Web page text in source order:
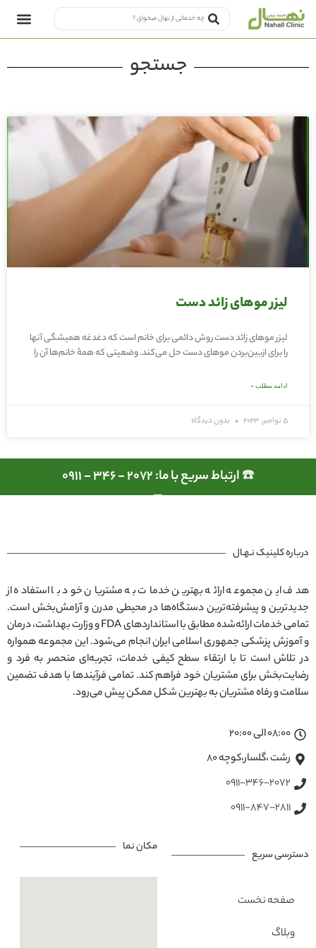
جستجو
لیزر موهای زائد دست
لیزر موهای زائد دست روش دائمی برای خانم‌ است که دغدغه همیشگی آنها
را برای ازبین‌بردن موهای دست حل می‌کند. وضعیتی که همهٔ خانم‌ها آن را
ادامه مطلب »
5 نوامبر, 2023 بدون دیدگاه
☎️ ارتباط سریع با ما: 2072 - 346 - 0911
درباره کلینیک نـهـال
هدف این مجموعه ارائه بهترین خدمات به مشتریان خود با استفاده از
جدیدترین و پیشرفته‌ترین دستگاه‌ها در محیطی مدرن و آرامش‌بخش است.
تمامی خدمات ارائه‌شده مطابق با استانداردهای FDA و وزارت بهداشت، درمان
و آموزش پزشکی جمهوری اسلامی ایران انجام می‌شود. این مجموعه همواره
در تلاش است تا با ارتقاء سطح کیفی خدمات، تجربه‌ای منحصر به فرد و
رضایت‌بخش برای مشتریان خود فراهم کند. تمامی فرآیندها با هدف تضمین
سلامت و رفاه مشتریان به بهترین شکل ممکن پیش می‌رود.
08:00 الی 20:00
رشت ،گلسار،کوچه ۸۰
0911-346-2072
0911-847-2811
دسترسی سریع
صفحه نخست
وبلاگ
مکان نما